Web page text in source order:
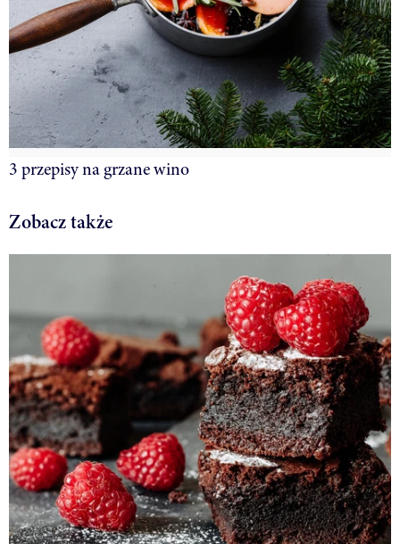
3 przepisy na grzane wino
Zobacz także